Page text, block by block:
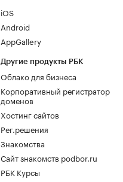
iOS
Android
AppGallery
Другие продукты РБК
Облако для бизнеса
Корпоративный регистратор
доменов
Хостинг сайтов
Рег.решения
Знакомства
Сайт знакомств podbor.ru
РБК Курсы